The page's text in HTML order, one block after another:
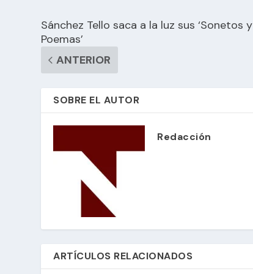
Sánchez Tello saca a la luz sus ‘Sonetos y
Poemas’
ANTERIOR
SOBRE EL AUTOR
Redacción
ARTÍCULOS RELACIONADOS